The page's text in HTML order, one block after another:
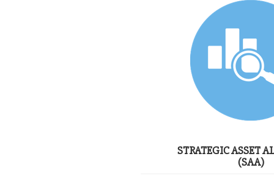
STRATEGIC ASSET
(SAA)